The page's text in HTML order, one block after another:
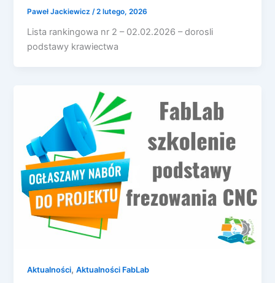
Paweł Jackiewicz /2 lutego, 2026
Lista rankingowa nr 2 – 02.02.2026 – dorosli
podstawy krawiectwa
Aktualności,Aktualności FabLab